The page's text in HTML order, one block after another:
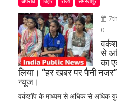
0
से
का
लिया। “हर खबर पर पैनी
न्यूज।
वर्कशॉप के माध्यम से अधिक से अधिक